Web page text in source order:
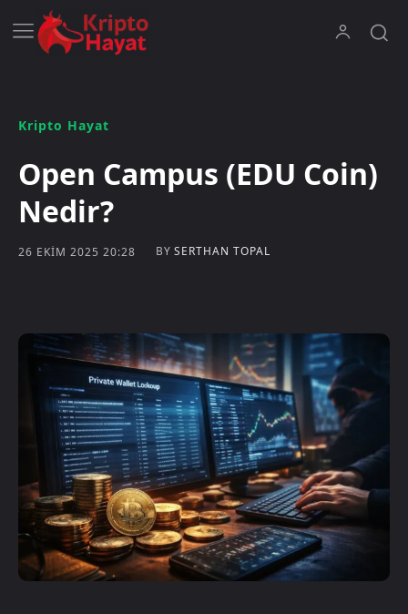
Kripto Hayat
Open Campus (EDU Coin)
Nedir?
26 EKIM 2025 20:28 BY SERTHAN TOPAL